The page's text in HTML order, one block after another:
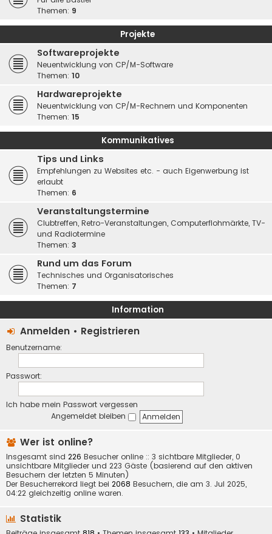
Themen: 9
Projekte
Softwareprojekte
Neuentwicklung von CP/M-Software
Themen: 10
Hardwareprojekte
Neuentwicklung von CP/M-Rechnern und Komponenten
Themen: 15
Kommunikatives
Tips und Links
Empfehlungen zu Websites etc. - auch Eigenwerbung ist
erlaubt
Themen: 6
Veranstaltungstermine
Clubtreffen, Retro-Veranstaltungen, Computerflohmärkte, TV-
und Radiotermine
Themen: 3
Rund um das Forum
Technisches und Organisatorisches
Themen: 7
Information
Anmelden • Registrieren
Benutzername:
Passwort:
Ich habe mein Passwort vergessen
Angemeldet bleiben
Wer ist online?
Insgesamt sind 226 Besucher online :: 3 sichtbare Mitglieder, 0
unsichtbare Mitglieder und 223 Gäste (basierend auf den aktiven
Besuchern der letzten 5 Minuten)
Der Besucherrekord liegt bei 2068 Besuchern, die am 3. Jul 2025,
04:22 gleichzeitig online waren.
Statistik